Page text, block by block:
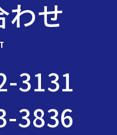
わせ
3131
3836